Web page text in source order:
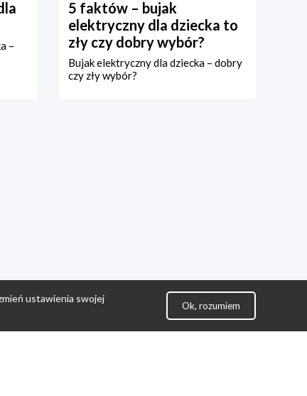
–
5 faktów – bujak
elektryczny dla dziecka to
zły czy dobry wybór?
Bujak elektryczny dla dziecka – dobry
czy zły wybór?
ustawienia swojej
Ok, rozumiem